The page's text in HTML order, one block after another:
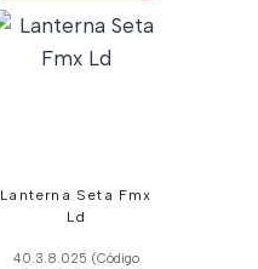
Lanterna Seta Fmx
Ld
40.3.8.025 (Código